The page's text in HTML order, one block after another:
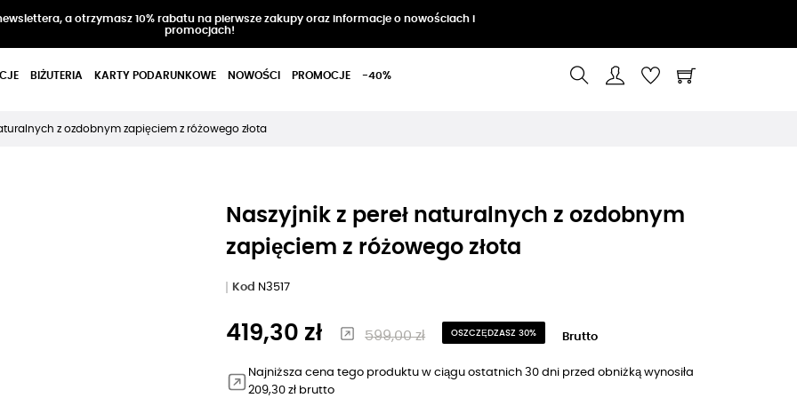
a otrzymasz 10% rabatu na pierwsze zakupy oraz informacje o nowościach i
promocjach!
BIŻUTERIA KARTY PODARUNKOWE NOWOŚCI PROMOCJE -40%
z ozdobnym zapięciem z różowego złota
Naszyjnik z pereł naturalnych z ozdobnym
zapięciem z różowego złota
Kod N3517
419,30 zł 599,00 zł OSZCZĘDZASZ 30% Brutto
Najniższa cena tego produktu w ciągu ostatnich 30 dni przed obniżką wynosiła
209,30 zł brutto